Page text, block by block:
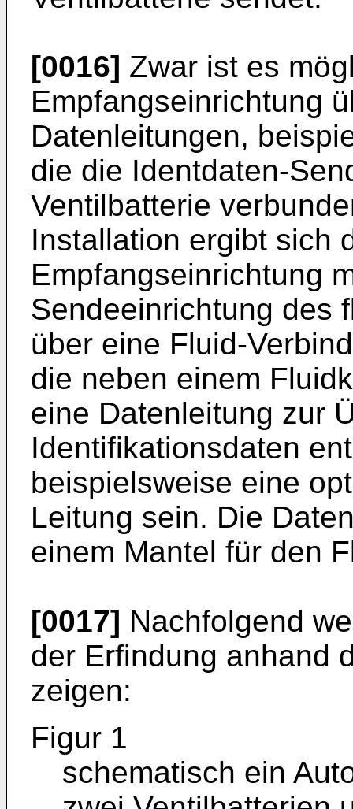
[0016] Zwar ist es
Empfangseinrichtung
Datenleitungen,
die die Identdaten-
Ventilbatterie
Installation ergibt sich
Empfangseinrichtung
Sendeeinrichtung des
über eine Fluid-
die neben einem
eine Datenleitung zur
Identifikationsdaten
beispielsweise eine
Leitung sein. Die
einem Mantel für den
[0017] Nachfolgend
der Erfindung anhand
zeigen:
Figur 1
schematisch ein